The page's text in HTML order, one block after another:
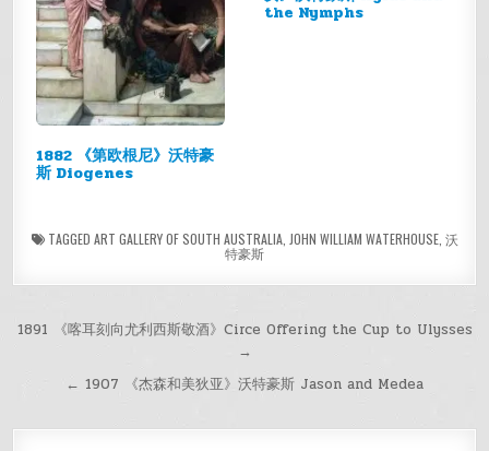
1882 《第欧根尼》沃特豪
斯 Diogenes
the Nymphs
TAGGED ART GALLERY OF SOUTH AUSTRALIA, JOHN WILLIAM WATERHOUSE, 沃
特豪斯
文
航
1891 《喀耳刻向尤利西斯敬酒》Circe Offering the Cup to Ulysses
→
← 1907 《杰森和美狄亚》沃特豪斯 Jason and Medea